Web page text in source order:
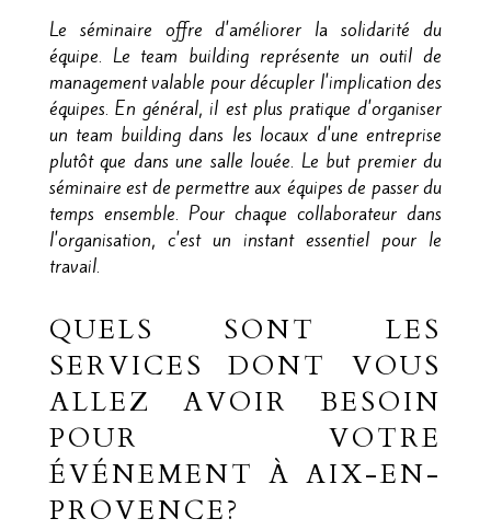
Le séminaire offre d'améliorer la solidarité du
équipe. Le team building représente un outil de
management valable pour décupler l'implication des
équipes. En général, il est plus pratique d'organiser
un team building dans les locaux d'une entreprise
plutôt que dans une salle louée. Le but premier du
séminaire est de permettre aux équipes de passer du
temps ensemble. Pour chaque collaborateur dans
l'organisation, c'est un instant essentiel pour le
travail.
QUELS SONT LES
SERVICES DONT VOUS
ALLEZ AVOIR BESOIN
POUR VOTRE
ÉVÉNEMENT À AIX-EN-
PROVENCE?